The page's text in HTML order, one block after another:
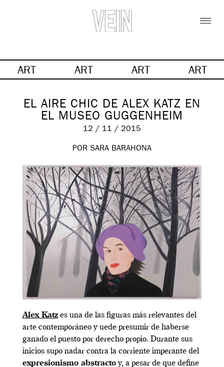
ART ART ART ART
EL AIRE CHIC DE ALEX KATZ EN
EL MUSEO GUGGENHEIM
12 / 11 / 2015
POR SARA BARAHONA
Alex Katzes una de las figuras más relevantes del
arte contemporáneo y uede presumir de haberse
ganado el puesto por derecho propio. Durante sus
inicios supo nadar contra la corriente imperante del
expresionismo abstractoy, a pesar de que define